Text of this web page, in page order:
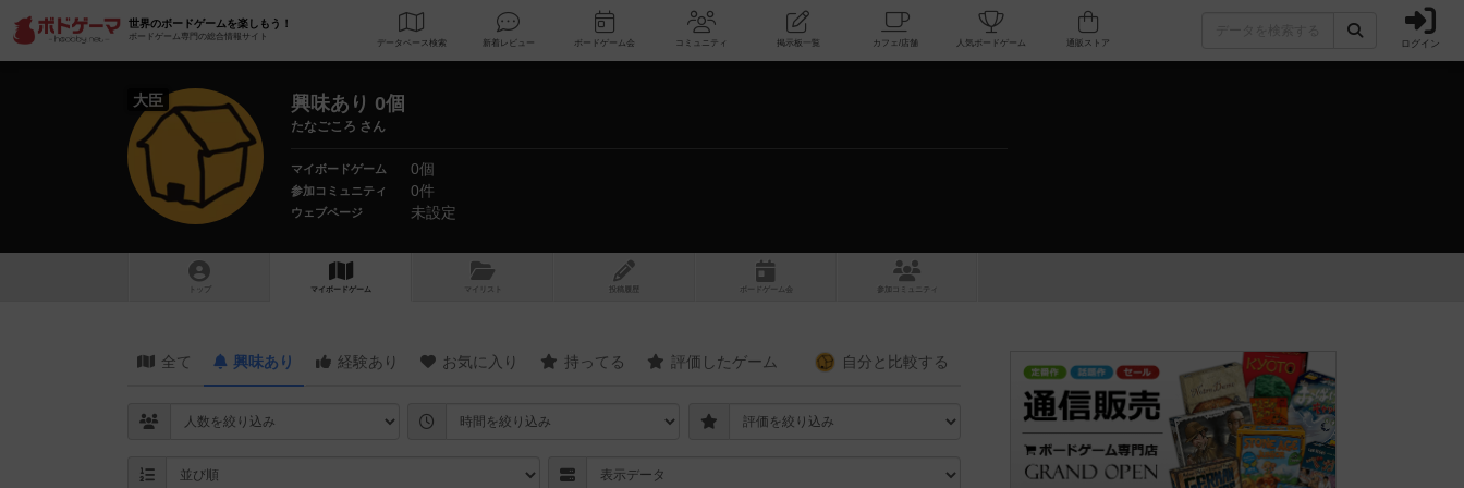
世界のボードゲームを楽しもう！
ボードゲーム専門の総合情報サイト
データベース 検索 新着レビュー ボードゲーム会 コミュニティ 掲示板一覧 カフェ/店舗 人気ボードゲーム ログイン
大臣 興味あり 0個
たなごころ さん
マイボードゲーム 0個
参加コミュニティ 0件
ウェブページ 未設定
トップ マイボードゲーム マイリスト 投稿履歴 ボ ドゲ ーム コミュニティ
全て 興味あり 経験あり お気に入り 持ってる 評価したゲーム 自分と 比較する